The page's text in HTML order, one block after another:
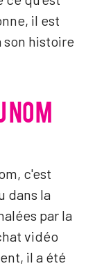
il est
son histoire
NOM
c'est
dans la
par la
vidéo
il a été